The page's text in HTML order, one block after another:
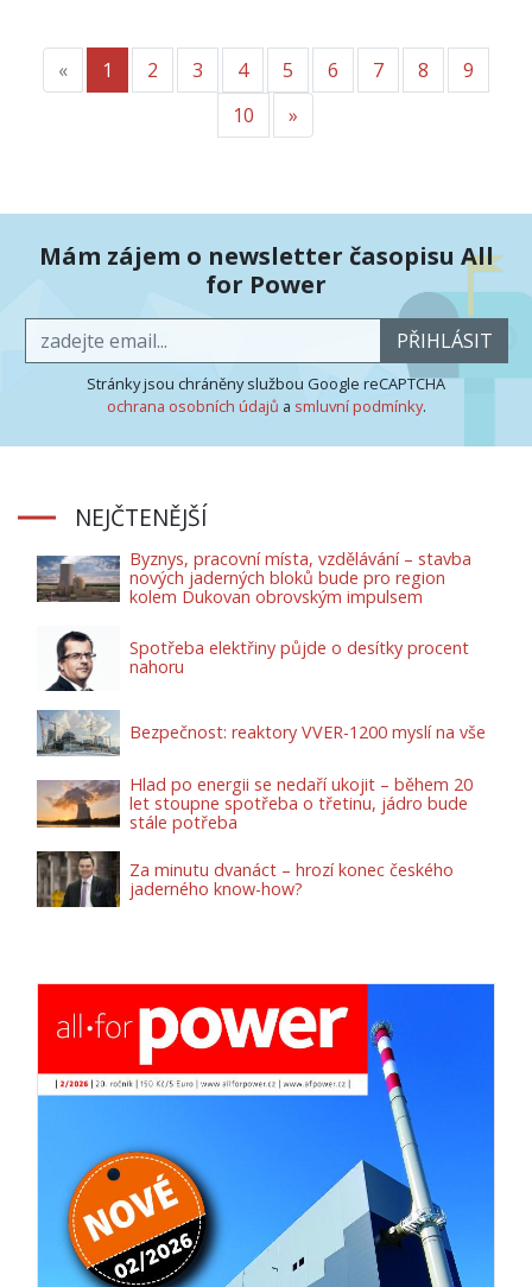
« Předchozí
1 2 3 4 5 6 7 8
9
10
»
Mám zájem o newsletter časopisu All
for Power
PŘIHLÁSIT
Stránky jsou chráněny službou Google reCAPTCHA
ochrana osobních údajů a smluvní podmínky.
NEJČTENĚJŠÍ
Byznys, pracovní místa, vzdělávání – stavba
nových jaderných bloků bude pro region
kolem Dukovan obrovským impulsem
Spotřeba elektřiny půjde o desítky procent
nahoru
Bezpečnost: reaktory VVER-1200 myslí na vše
Hlad po energii se nedaří ukojit – během 20
let stoupne spotřeba o třetinu, jádro bude
stále potřeba
Za minutu dvanáct – hrozí konec českého
jaderného know-how?